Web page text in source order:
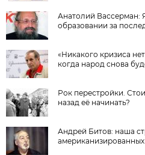
Анатолий Вассерман:
образовании за
«Никакого кризиса
когда народ снова
Рок перестройки.
назад её начинать?
Андрей Битов: наша